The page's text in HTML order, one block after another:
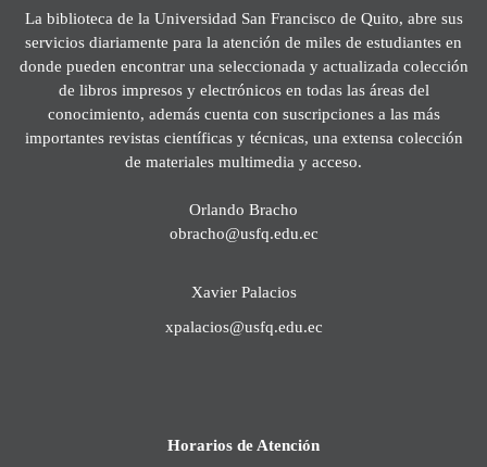
La biblioteca de la Universidad San Francisco de Quito, abre sus
servicios diariamente para la atención de miles de estudiantes en
donde pueden encontrar una seleccionada y actualizada colección
de libros impresos y electrónicos en todas las áreas del
conocimiento, además cuenta con suscripciones a las más
importantes revistas científicas y técnicas, una extensa colección
de materiales multimedia y acceso.
Orlando Bracho
obracho@usfq.edu.ec
Xavier Palacios
xpalacios@usfq.edu.ec
Horarios de Atención